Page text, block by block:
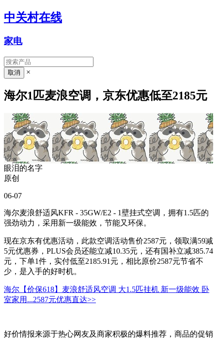
中关村在线
家电
×
海尔1匹麦浪空调，京东优惠低至2185元
眼泪的名字
原创
06-07
海尔麦浪舒适风KFR - 35GW/E2 - 1壁挂式空调，拥有1.5匹的
强劲动力，采用新一级能效，节能又环保。
现在京东有优惠活动，此款空调活动售价2587元，领取满59减
5元优惠券，PLUS会员还能立减10.35元，还有国补立减385.74
元，下单1件，实付低至2185.91元，相比原价2587元节省不
少，是入手的好时机。
海尔【价保618】麦浪舒适风空调 大1.5匹挂机 新一级能效 卧
室家用...2587元优惠直达>>
好价情报来源于热心网友及商家积极的爆料推荐，商品的促销